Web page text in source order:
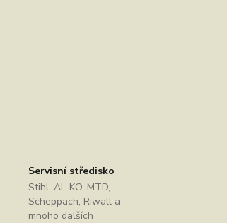
Servisní středisko
Stihl, AL-KO, MTD,
Scheppach, Riwall a
mnoho dalších